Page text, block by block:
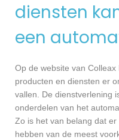
diensten
een
Op de website van
producten en diensten er
vallen. De dienstverlening
onderdelen van het
Zo is het van belang dat
hebben van de meest